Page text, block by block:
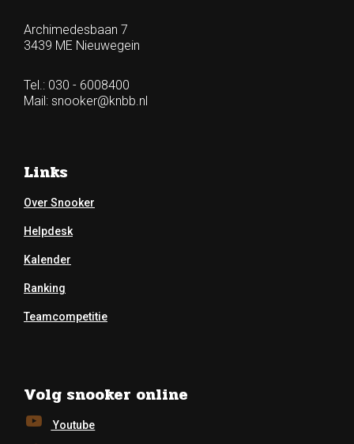
Archimedesbaan 7
3439 ME Nieuwegein
Tel.: 030 - 6008400
Mail: snooker@knbb.nl
Links
Over Snooker
Helpdesk
Kalender
Ranking
Teamcompetitie
Volg snooker online
Youtube